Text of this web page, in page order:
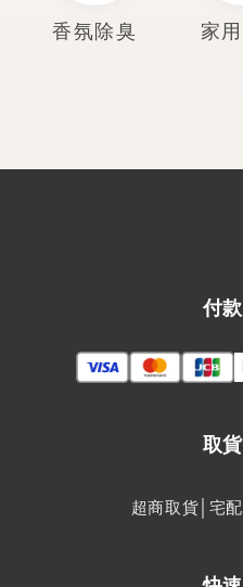
香氛除臭 家
付
取
超商取貨│宅